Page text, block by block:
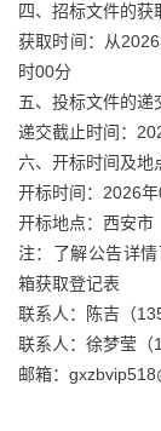
四、招标文件的获
获取时间：从
时00分
五、投标文件的递
递交截止时间：
六、开标时间及地
开标时间：2026
开标地点：西安市
注：了解公告详
箱获取登记表
联系人：陈吉（
联系人：徐梦莹（
邮箱：